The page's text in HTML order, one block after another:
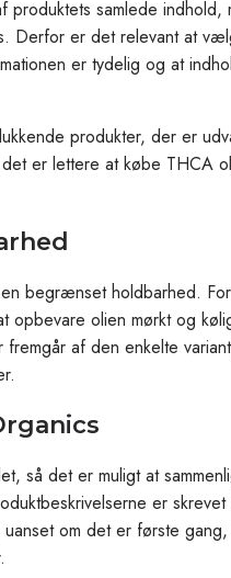
produktets samlede
er det relevant at
er tydelig og at
produkter, der er
er lettere at købe THCA
begrænset holdbarhed.
opbevare olien mørkt og
fremgår af den enkelte
så det er muligt at
er skrevet
om det er første